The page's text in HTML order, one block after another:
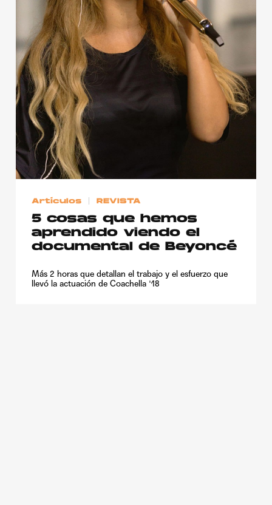
Publicidad
Contacto
Aviso Legal
© 2015-2022 UMOMAG. PROPIEDAD DE UMO agency. TODOS LOS
DERECHOS RESERVADOS.
Artículos REVISTA
5 cosas que hemos
aprendido viendo el
documental de Beyoncé
Más 2 horas que detallan el trabajo y el esfuerzo que
llevó la actuación de Coachella '18